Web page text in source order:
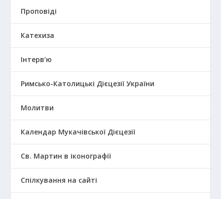
Проповіді
Катехиза
Інтерв’ю
Римсько-Католицькі Дієцезії України
Молитви
Календар Мукачівської Дієцезії
Св. Мартин в іконографії
Спілкування на сайті